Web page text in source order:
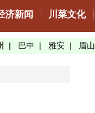
济新闻 川菜文化
| 巴中 | 雅安 | 眉山